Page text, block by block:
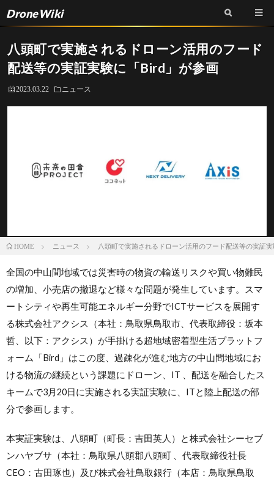
DroneWiki
八頭町で実施されるドローン活用のフード
配送等の実証実験に「Bird」が参画
2023.03.22 ニュース
HOME ニュース 八頭町で実施されるドローン活用のフード配送等の実証
全国の中山間地域では災害時の物資の輸送リスクや買い物難民
の増加、小売店の撤退など様々な問題が発生しています。スマ
ートシティや再生可能エネルギー分野でICTサービスを展開す
る株式会社アクシス（本社：鳥取県鳥取市、代表取締役：坂本
哲、以下：アクシス）が手掛ける超地域密着型生活プラットフ
ォーム「Bird」はこの度、過疎化が進む地方の中山間地域にお
ける物流の継続という課題にドローン、IT 、配送を融合したス
キームで3月20日に実施される実証実験に、ITと陸上配送の部
分で参画します。
本実証実験は、八頭町（町長：吉田英人）と株式会社シーセブ
ンハヤブサ（本社：鳥取県八頭郡八頭町 、代表取締役社長
CEO：古田琢也）及び株式会社鳥取銀行（本店：鳥取県鳥取